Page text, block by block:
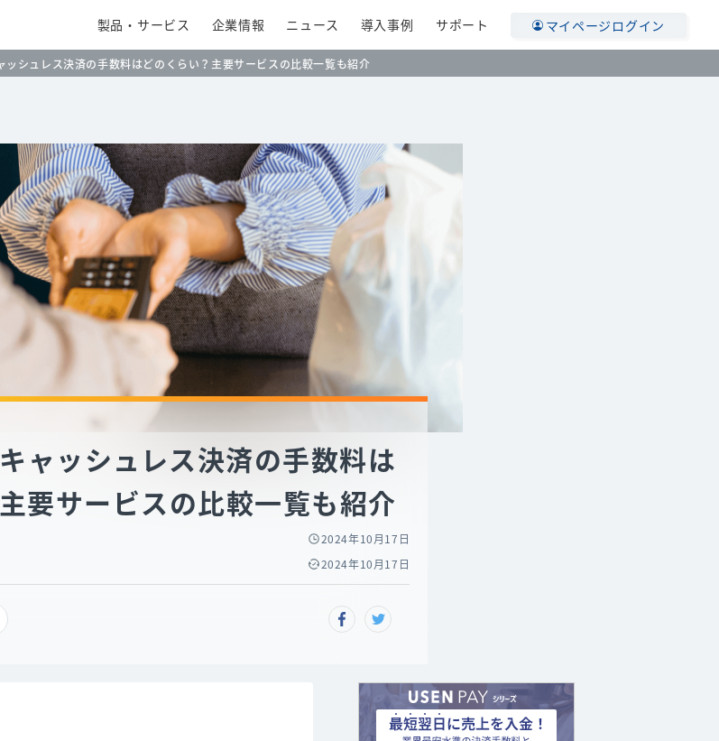
製品・サービス 企業情報 ニュース 導入事例 サポート マイページログイン
ッシュレス決済の手数料はどのくらい？主要サービスの比較一覧も紹介
ャッシュレス決済の手数料は
要サービスの比較一覧も紹介
2024年10月17日
2024年10月17日